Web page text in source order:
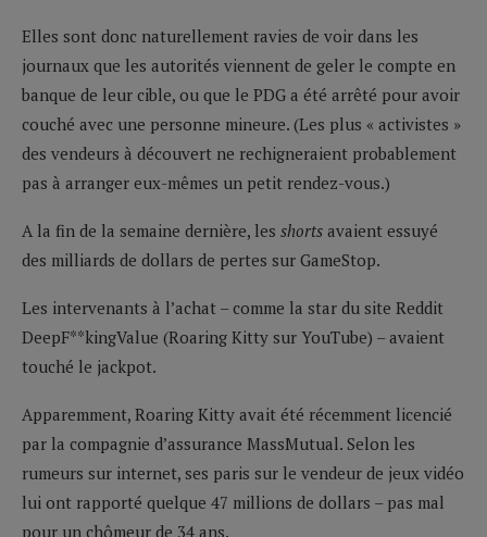
Elles sont donc naturellement ravies de voir dans les
journaux que les autorités viennent de geler le compte en
banque de leur cible, ou que le PDG a été arrêté pour avoir
couché avec une personne mineure. (Les plus « activistes »
des vendeurs à découvert ne rechigneraient probablement
pas à arranger eux-mêmes un petit rendez-vous.)
A la fin de la semaine dernière, les shorts avaient essuyé
des milliards de dollars de pertes sur GameStop.
Les intervenants à l’achat – comme la star du site Reddit
DeepF**kingValue (Roaring Kitty sur YouTube) – avaient
touché le jackpot.
Apparemment, Roaring Kitty avait été récemment licencié
par la compagnie d’assurance MassMutual. Selon les
rumeurs sur internet, ses paris sur le vendeur de jeux vidéo
lui ont rapporté quelque 47 millions de dollars – pas mal
pour un chômeur de 34 ans.